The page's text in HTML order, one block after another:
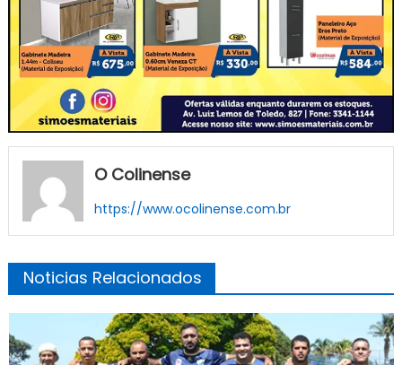
O Colinense
https://www.ocolinense.com.br
Noticias Relacionados